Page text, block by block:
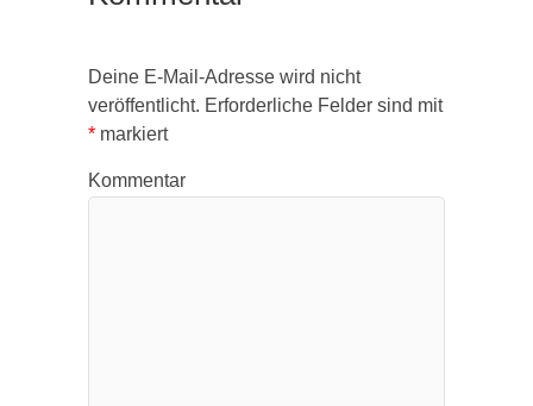
Deine E-Mail-Adresse wird nicht
veröffentlicht. Erforderliche Felder sind mit
* markiert
Kommentar